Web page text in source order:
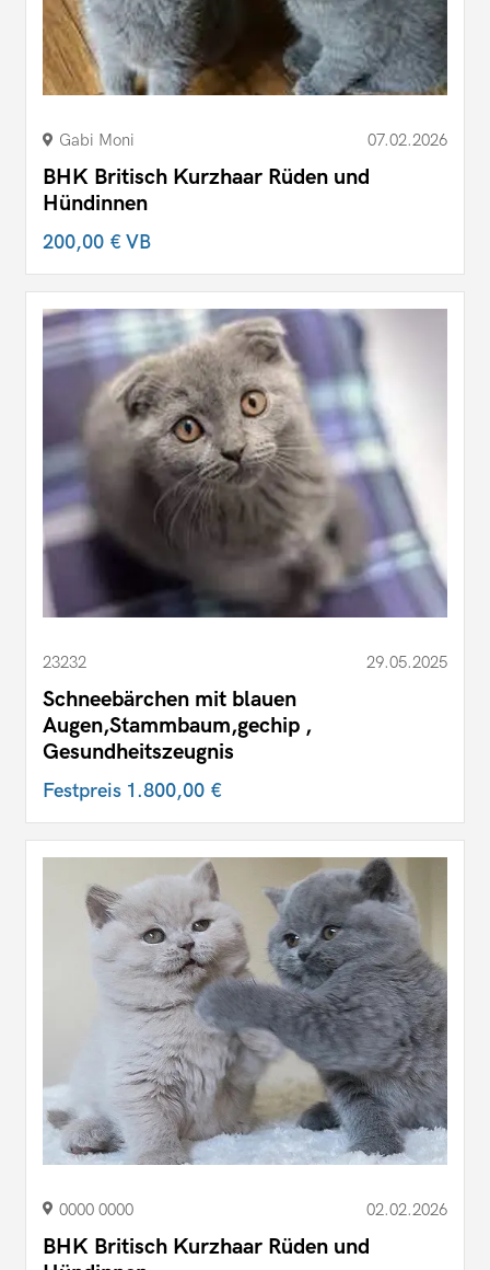
Gabi Moni 07.02.2026
BHK Britisch Kurzhaar Rüden und
Hündinnen
200,00 €VB
23232 29.05.2025
Schneebärchen mit blauen
Augen,Stammbaum,gechip ,
Gesundheitszeugnis
Festpreis 1.800,00 €
0000 0000 02.02.2026
BHK Britisch Kurzhaar Rüden und